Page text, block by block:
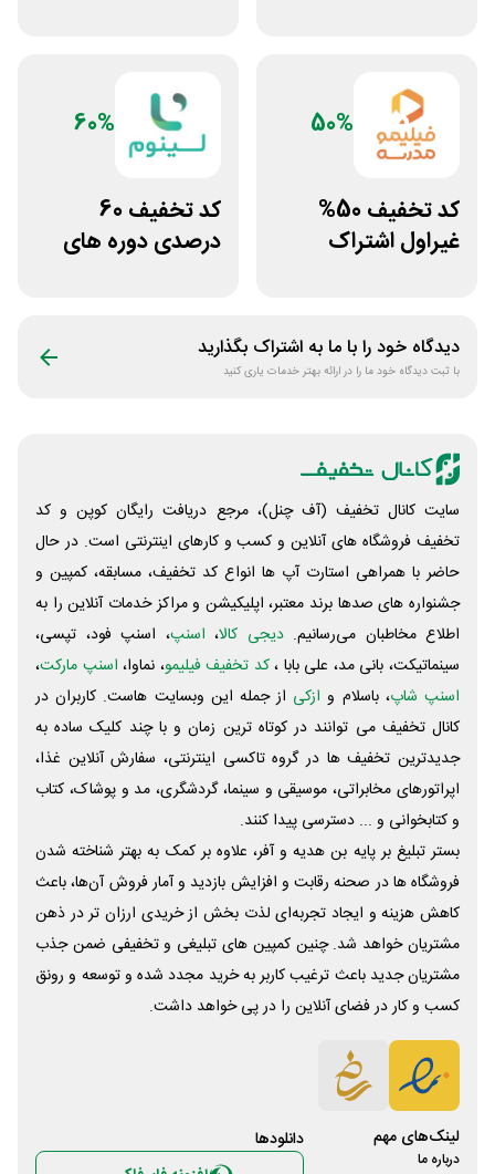
50%
کد تخفیف 50%
غیراول اشتراک
60%
کد تخفیف 60
درصدی دوره های
دیدگاه خود را با ما به اشتراک بگذارید
با ثبت دیدگاه خود ما را در ارائه بهتر خدمات یاری کنید
سایت کانال تخفیف (آف چنل)، مرجع دریافت رایگان کوپن و کد
تخفیف فروشگاه های آنلاین و کسب و‌ کارهای اینترنتی است. در حال
حاضر با همراهی استارت آپ ها انواع کد تخفیف، مسابقه، کمپین و
جشنواره های صدها برند معتبر، اپلیکیشن و مراکز خدمات آنلاین را به
اطلاع مخاطبان می‌رسانیم. دیجی کالا، اسنپ، اسنپ فود، تپسی،
سینماتیکت، بانی مد، علی‌ بابا ،کد تخفیف فیلیمو، نماوا، اسنپ مارکت،
اسنپ شاپ، باسلام و ازکی از جمله این وبسایت ‌هاست. کاربران در
کانال تخفیف می توانند در کوتاه ترین زمان و با چند کلیک ساده به
جدیدترین تخفیف ها در گروه تاکسی اینترنتی، سفارش آنلاین غذا،
اپراتورهای مخابراتی، موسیقی و سینما، گردشگری، مد و پوشاک، کتاب
و کتابخوانی و ... دسترسی پیدا کنند.
بستر تبلیغ بر پایه بن هدیه و آفر، علاوه بر کمک به بهتر شناخته شدن
فروشگاه ها در صحنه رقابت و افزایش بازدید و آمار فروش آن‌ها، باعث
کاهش هزینه و ایجاد تجربه‌ای لذت بخش از خریدی ارزان تر در ذهن
مشتریان خواهد شد. چنین کمپین های تبلیغی و تخفیفی ضمن جذب
مشتریان جدید باعث ترغیب کاربر به خرید مجدد شده و توسعه و رونق
کسب و کار در فضای آنلاین را در پی خواهد داشت.
لینک‌های مهم
درباره ما
دانلود‌ها